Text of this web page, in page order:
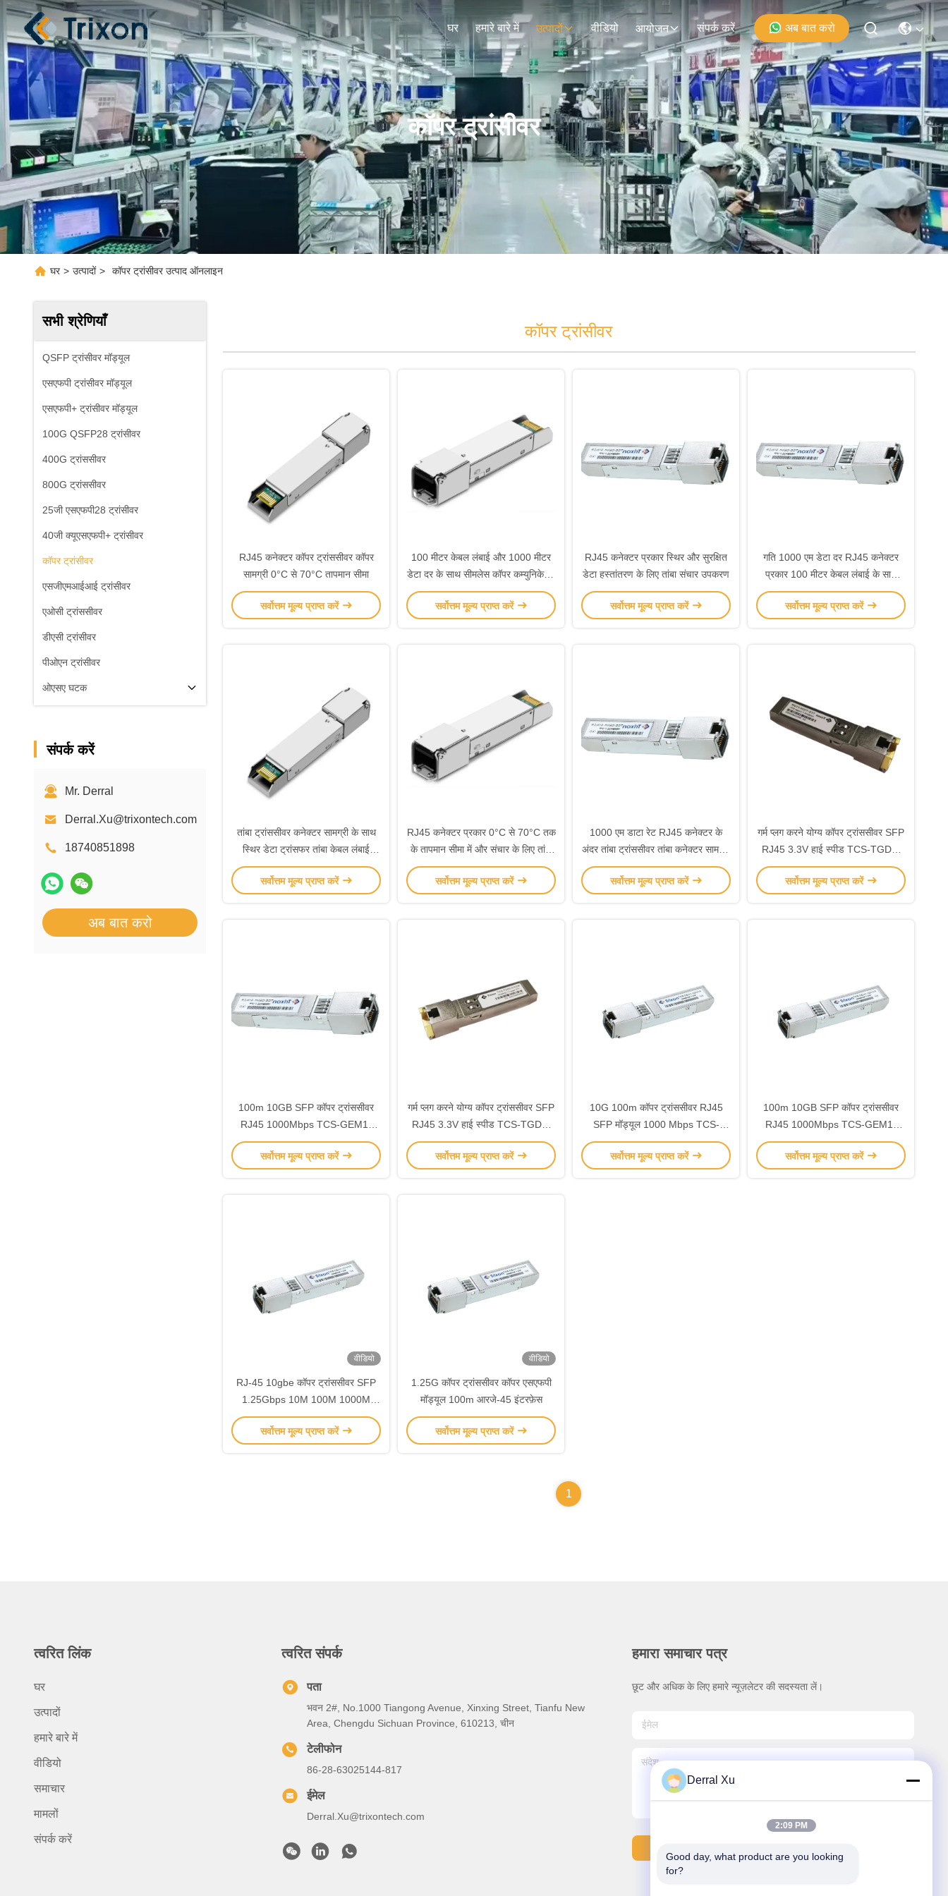
घर हमारे बारे में उत्पादों वीडियो आयोजन संपर्क करें अब बात करो
कॉपर ट्रांसीवर
घर > उत्पादों > कॉपर ट्रांसीवर उत्पाद ऑनलाइन
सभी श्रेणियाँ
QSFP ट्रांसीवर मॉड्यूल
एसएफपी ट्रांसीवर मॉड्यूल
एसएफपी+ ट्रांसीवर मॉड्यूल
100G QSFP28 ट्रांसीवर
400G ट्रांससीवर
800G ट्रांससीवर
25जी एसएफपी28 ट्रांसीवर
40जी क्यूएसएफपी+ ट्रांसीवर
कॉपर ट्रांसीवर
एसजीएमआईआई ट्रांसीवर
एओसी ट्रांससीवर
डीएसी ट्रांसीवर
पीओएन ट्रांसीवर
ओएसए घटक
संपर्क करें
Mr. Derral
Derral.Xu@trixontech.com
18740851898
अब बात करो
कॉपर ट्रांसीवर
RJ45 कनेक्टर कॉपर ट्रांससीवर कॉपर
सामग्री 0°C से 70°C तापमान सीमा
सर्वोत्तम मूल्य प्राप्त करें
100 मीटर केबल लंबाई और 1000 मीटर
डेटा दर के साथ सीमलेस कॉपर कम्युनिकेशन
डिवाइस
सर्वोत्तम मूल्य प्राप्त करें
RJ45 कनेक्टर प्रकार स्थिर और सुरक्षित
डेटा हस्तांतरण के लिए तांबा संचार उपकरण
सर्वोत्तम मूल्य प्राप्त करें
गति 1000 एम डेटा दर RJ45 कनेक्टर
प्रकार 100 मीटर केबल लंबाई के साथ
संचार उपकरण
सर्वोत्तम मूल्य प्राप्त करें
तांबा ट्रांससीवर कनेक्टर सामग्री के साथ
स्थिर डेटा ट्रांसफर तांबा केबल लंबाई
100m तापमान रेंज 0°C से 70°C
सर्वोत्तम मूल्य प्राप्त करें
RJ45 कनेक्टर प्रकार 0°C से 70°C तक
के तापमान सीमा में और संचार के लिए तांबा
संचार उपकरण
सर्वोत्तम मूल्य प्राप्त करें
1000 एम डाटा रेट RJ45 कनेक्टर के
अंदर तांबा ट्रांससीवर तांबा कनेक्टर सामग्री
के साथ प्रकार
सर्वोत्तम मूल्य प्राप्त करें
गर्म प्लग करने योग्य कॉपर ट्रांससीवर SFP
RJ45 3.3V हाई स्पीड TCS-TGD0-
01DCR
सर्वोत्तम मूल्य प्राप्त करें
100m 10GB SFP कॉपर ट्रांससीवर
RJ45 1000Mbps TCS-GEM1-
00NIR
सर्वोत्तम मूल्य प्राप्त करें
गर्म प्लग करने योग्य कॉपर ट्रांससीवर SFP
RJ45 3.3V हाई स्पीड TCS-TGD0-
01DCR
सर्वोत्तम मूल्य प्राप्त करें
10G 100m कॉपर ट्रांससीवर RJ45
SFP मॉड्यूल 1000 Mbps TCS-
GEM1-00NCR
सर्वोत्तम मूल्य प्राप्त करें
100m 10GB SFP कॉपर ट्रांससीवर
RJ45 1000Mbps TCS-GEM1-
00NIR
सर्वोत्तम मूल्य प्राप्त करें
वीडियो
RJ-45 10gbe कॉपर ट्रांससीवर SFP
1.25Gbps 10M 100M 1000M
TCS-GEM1-01NCR
सर्वोत्तम मूल्य प्राप्त करें
वीडियो
1.25G कॉपर ट्रांससीवर कॉपर एसएफपी
मॉड्यूल 100m आरजे-45 इंटरफ़ेस
सर्वोत्तम मूल्य प्राप्त करें
1
त्वरित लिंक
घर
उत्पादों
हमारे बारे में
वीडियो
समाचार
मामलों
संपर्क करें
त्वरित संपर्क
पता
भवन 2#, No.1000 Tiangong Avenue, Xinxing Street, Tianfu New
Area, Chengdu Sichuan Province, 610213, चीन
टेलीफोन
86-28-63025144-817
ईमेल
Derral.Xu@trixontech.com
हमारा समाचार पत्र
छूट और अधिक के लिए हमारे न्यूज़लेटर की सदस्यता लें।
Derral Xu
2:09 PM
Good day, what product are you looking
for?